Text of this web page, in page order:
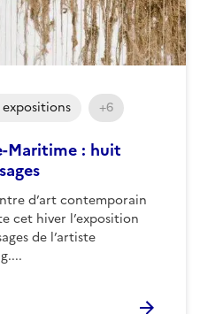
Maritime : huit
d’art contemporain
cet hiver l’exposition
de l’artiste
+6